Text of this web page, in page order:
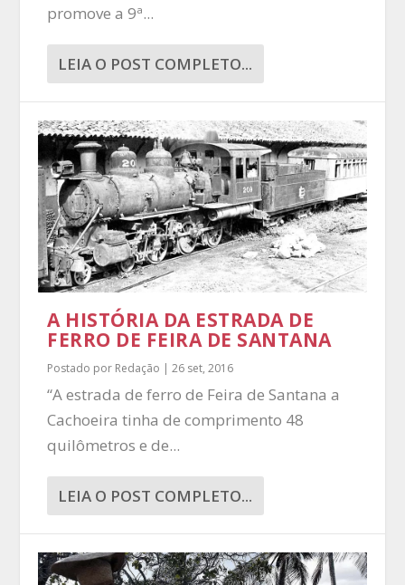
promove a 9ª...
LEIA O POST COMPLETO...
A HISTÓRIA DA ESTRADA DE
FERRO DE FEIRA DE SANTANA
Postado por Redação |26 set, 2016
“A estrada de ferro de Feira de Santana a
Cachoeira tinha de comprimento 48
quilômetros e de...
LEIA O POST COMPLETO...